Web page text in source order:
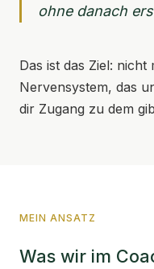
ohne danach
Das ist das Ziel:
Nervensystem, das
dir Zugang zu dem
MEIN ANSATZ
Was wir im